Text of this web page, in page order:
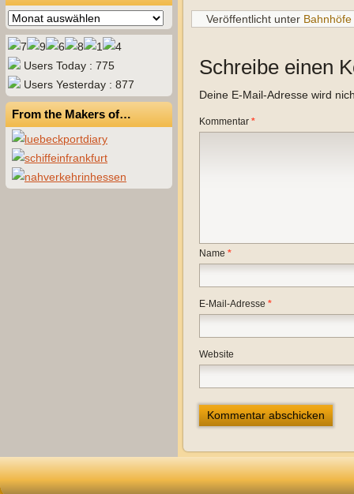
Archiv
Users Today : 775
Users Yesterday : 877
From the Makers of…
Veröffentlicht unter Bahnhöfe
Schreibe einen
Deine E-Mail-Adresse wird
Kommentar *
Name *
E-Mail-Adresse *
Website